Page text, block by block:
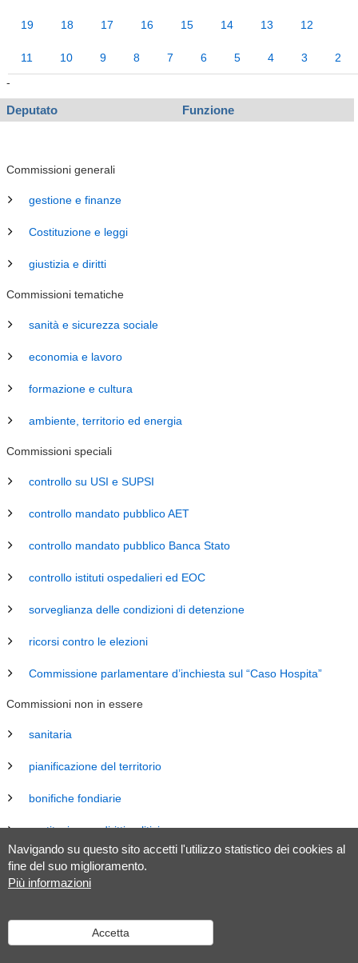
Navigando su questo sito accetti l'utilizzo statistico dei cookies al
fine del suo miglioramento.
Più informazioni
Accetta
19 18 17 16 15 14 13 12
11 10 9 8 7 6 5 4 3
2
-
Deputato Funzione
Commissioni generali
gestione e finanze
Costituzione e leggi
giustizia e diritti
Commissioni tematiche
sanità e sicurezza sociale
economia e lavoro
formazione e cultura
ambiente, territorio ed energia
Commissioni speciali
controllo su USI e SUPSI
controllo mandato pubblico AET
controllo mandato pubblico Banca Stato
controllo istituti ospedalieri ed EOC
sorveglianza delle condizioni di detenzione
ricorsi contro le elezioni
Commissione parlamentare d’inchiesta sul “Caso Hospita”
Commissioni non in essere
sanitaria
pianificazione del territorio
bonifiche fondiarie
costituzione e diritti politici
energia